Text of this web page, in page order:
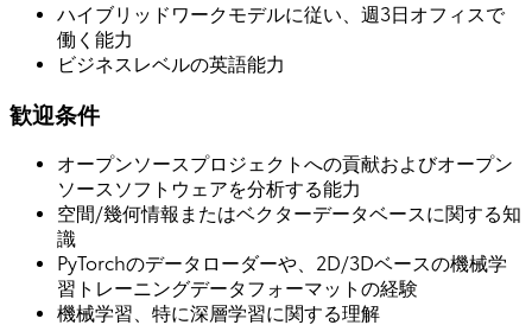
ハイブリッドワークモデルに従い、週3日オフィスで
働く能力
ビジネスレベルの英語能力
歓迎条件
オープンソースプロジェクトへの貢献およびオープン
ソースソフトウェアを分析する能力
空間/幾何情報またはベクターデータベースに関する知
識
PyTorchのデータローダーや、2D/3Dベースの機械学
習トレーニングデータフォーマットの経験
機械学習、特に深層学習に関する理解